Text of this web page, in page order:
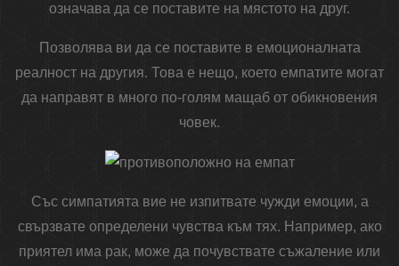
означава да се поставите на мястото на друг.
Позволява ви да се поставите в емоционалната
реалност на другия. Това е нещо, което емпатите могат
да направят в много по-голям мащаб от обикновения
човек.
Със симпатията вие не изпитвате чужди емоции, а
свързвате определени чувства към тях. Например, ако
приятел има рак, може да почувствате съжаление или